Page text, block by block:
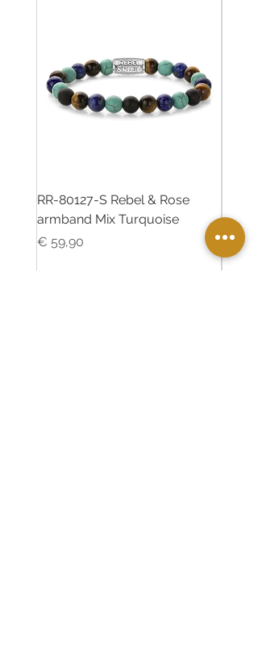
RR-80127-S Rebel & Rose
armband Mix Turquoise
Prijs
€ 59,90
Prijs
€